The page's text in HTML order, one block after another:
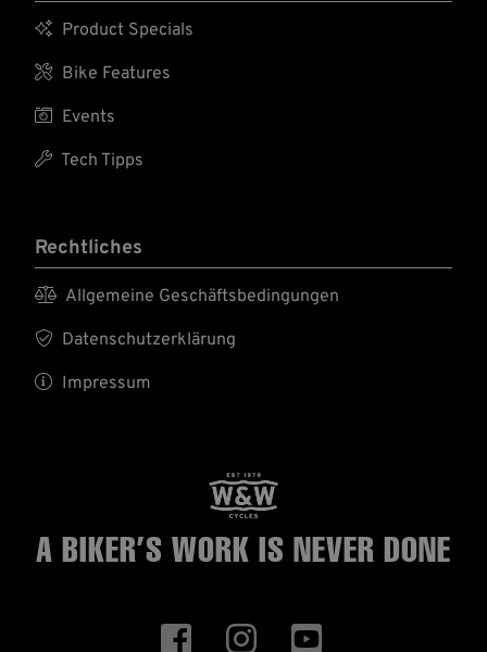
 Product Specials
 Bike Features
 Events
 Tech Tipps
Rechtliches
 Allgemeine Geschäftsbedingungen
 Datenschutzerklärung
 Impressum
A BIKER’S WORK IS NEVER DONE
  